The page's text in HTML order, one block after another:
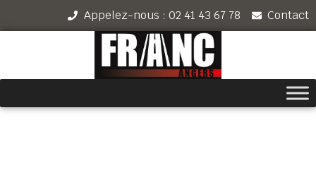
Appelez-nous : 02 41 43 67 78 Contact